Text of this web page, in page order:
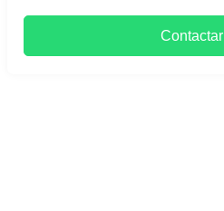
Contactar